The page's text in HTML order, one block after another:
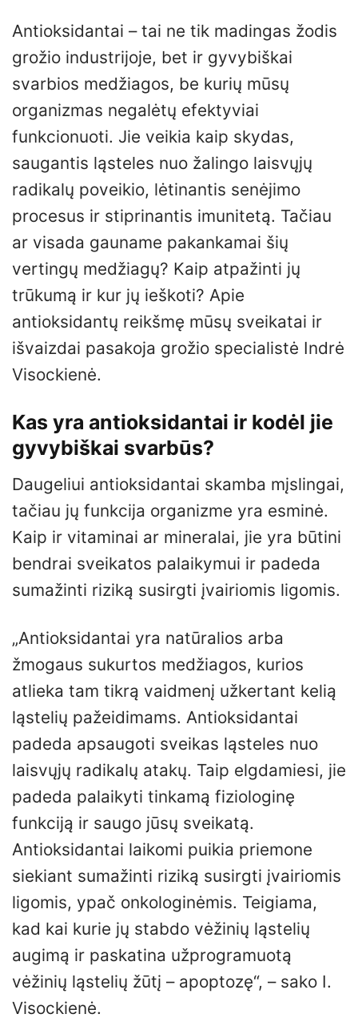
Antioksidantai – tai ne tik madingas žodis
grožio industrijoje, bet ir gyvybiškai
svarbios medžiagos, be kurių mūsų
organizmas negalėtų efektyviai
funkcionuoti. Jie veikia kaip skydas,
saugantis ląsteles nuo žalingo laisvųjų
radikalų poveikio, lėtinantis senėjimo
procesus ir stiprinantis imunitetą. Tačiau
ar visada gauname pakankamai šių
vertingų medžiagų? Kaip atpažinti jų
trūkumą ir kur jų ieškoti? Apie
antioksidantų reikšmę mūsų sveikatai ir
išvaizdai pasakoja grožio specialistė Indrė
Visockienė.
Kas yra antioksidantai ir kodėl jie
gyvybiškai svarbūs?
Daugeliui antioksidantai skamba mįslingai,
tačiau jų funkcija organizme yra esminė.
Kaip ir vitaminai ar mineralai, jie yra būtini
bendrai sveikatos palaikymui ir padeda
sumažinti riziką susirgti įvairiomis ligomis.
„Antioksidantai yra natūralios arba
žmogaus sukurtos medžiagos, kurios
atlieka tam tikrą vaidmenį užkertant kelią
ląstelių pažeidimams. Antioksidantai
padeda apsaugoti sveikas ląsteles nuo
laisvųjų radikalų atakų. Taip elgdamiesi, jie
padeda palaikyti tinkamą fiziologinę
funkciją ir saugo jūsų sveikatą.
Antioksidantai laikomi puikia priemone
siekiant sumažinti riziką susirgti įvairiomis
ligomis, ypač onkologinėmis. Teigiama,
kad kai kurie jų stabdo vėžinių ląstelių
augimą ir paskatina užprogramuotą
vėžinių ląstelių žūtį – apoptozę“, – sako I.
Visockienė.